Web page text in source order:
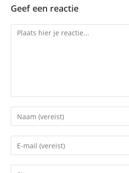
Geef een reactie
Reactie
Voer
je
naam
Vul
je
e-
Vul